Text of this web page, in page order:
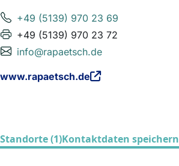
+49 (5139) 970 23 69
+49 (5139) 970 23 72
info@rapaetsch.de
www.rapaetsch.de
Standorte (1)Kontaktdaten speichern